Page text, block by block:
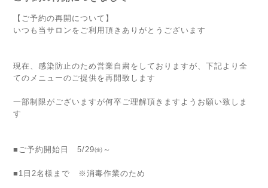
【ご予約の再開について】
いつも当サロンをご利用頂きありがとうございます
現在、感染防止のため営業自粛をしておりますが、下記より全
てのメニューのご提供を再開致します
一部制限がございますが何卒ご理解頂きますようお願い致しま
す
■ご予約開始日 5/29㈮～
■1日2名様まで ※消毒作業のため